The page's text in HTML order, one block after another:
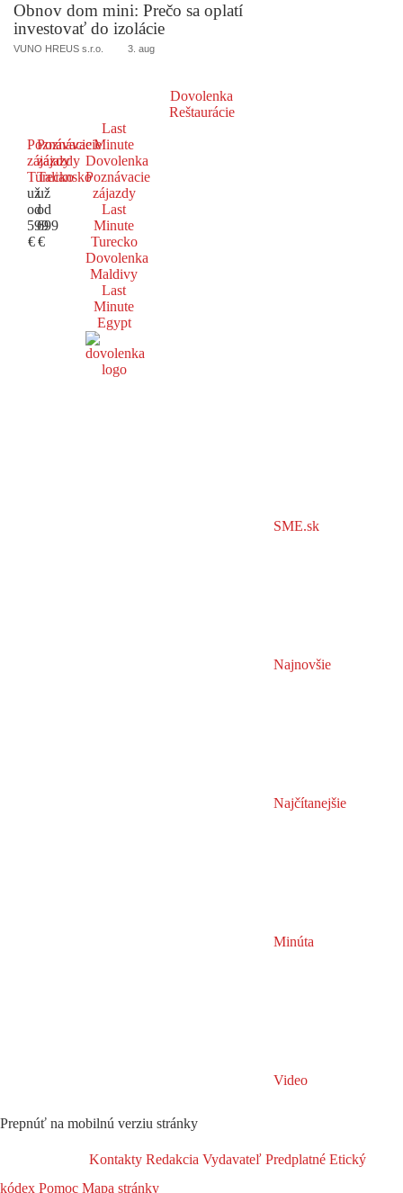
Obnov dom mini: Prečo sa oplatí
investovať do izolácie
VUNO HREUS s.r.o. 3. aug
Dovolenka
Reštaurácie
Poznávacie
zájazdy
Turecko
už
od
599
€
Poznávacie
zájazdy
Taliansko
už
od
699
€
Last
Minute
Dovolenka
Poznávacie
zájazdy
Last
Minute
Turecko
Dovolenka
Maldivy
Last
Minute
Egypt
SME.sk
Najnovšie
Najčítanejšie
Minúta
Video
Prepnúť na mobilnú verziu stránky
Kontakty Redakcia Vydavateľ Predplatné Etický
kódex Pomoc Mapa stránky